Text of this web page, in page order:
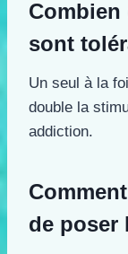
Combien
sont
Un seul à la
double la
addiction.
de poser